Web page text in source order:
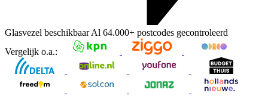
Glasvezel beschikbaarAl 64.000+ postcodes gecontroleerd
Vergelijk o.a.: